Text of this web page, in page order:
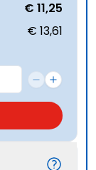
€ 11,25
€ 13,61